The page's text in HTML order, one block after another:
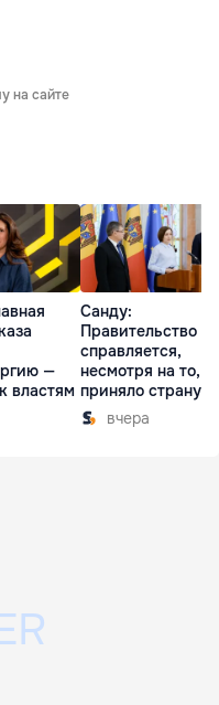
на сайте
—
властям
Санду:
Правительство
справляется,
несмотря на то,
приняло страну в
разгар кризиса
вчера